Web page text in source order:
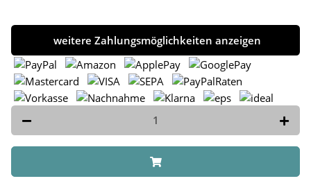
weitere Zahlungsmöglichkeiten anzeigen